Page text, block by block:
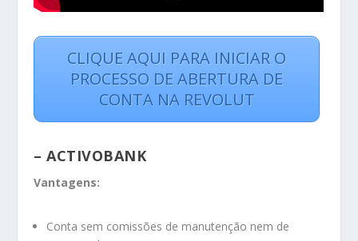
CLIQUE AQUI PARA INICIAR O
PROCESSO DE ABERTURA DE
CONTA NA REVOLUT
– ACTIVOBANK
Vantagens:
Conta sem comissões de manutenção nem de